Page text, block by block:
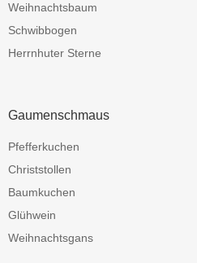
Weihnachtsbaum
Schwibbogen
Herrnhuter Sterne
Gaumenschmaus
Pfefferkuchen
Christstollen
Baumkuchen
Glühwein
Weihnachtsgans